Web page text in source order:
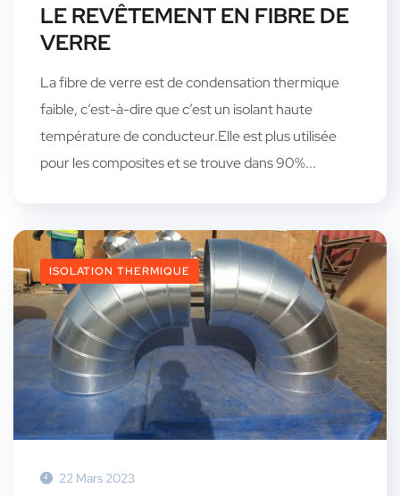
LE REVÊTEMENT EN FIBRE DE
VERRE
La fibre de verre est de condensation thermique
faible, c’est-à-dire que c’est un isolant haute
température de conducteur.Elle est plus utilisée
pour les composites et se trouve dans 90%...
ISOLATION THERMIQUE
22 Mars 2023